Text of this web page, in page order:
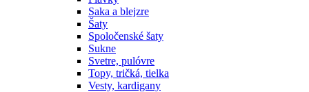
Saka a blejzre
Šaty
Spoločenské šaty
Sukne
Svetre, pulóvre
Topy, tričká, tielka
Vesty, kardigany